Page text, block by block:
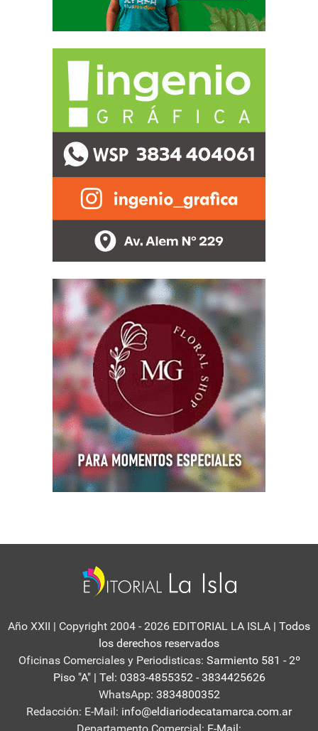
Año XXII | Copyright 2004 - 2026 EDITORIAL LA ISLA | Todos
los derechos reservados
Oficinas Comerciales y Periodisticas: Sarmiento 581 - 2º
Piso "A" | Tel: 0383-4855352 - 3834425626
WhatsApp: 3834800352
Redacción: E-Mail: info@eldiariodecatamarca.com.ar